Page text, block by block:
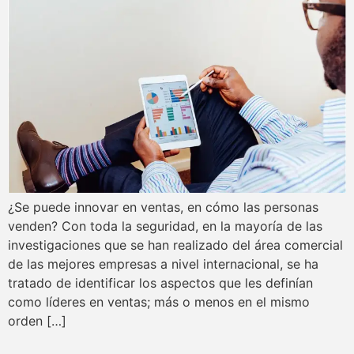
¿Se puede innovar en ventas, en cómo las personas
venden? Con toda la seguridad, en la mayoría de las
investigaciones que se han realizado del área comercial
de las mejores empresas a nivel internacional, se ha
tratado de identificar los aspectos que les definían
como líderes en ventas; más o menos en el mismo
orden […]